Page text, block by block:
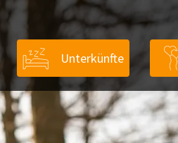
Unterkünfte